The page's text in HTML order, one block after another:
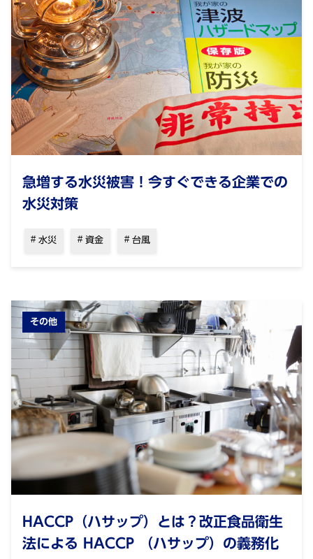
急増する水災被害！今すぐできる企業での
水災対策
水災 資金 台風
その他
HACCP（ハサップ）とは？改正食品衛生
法による HACCP （ハサップ）の義務化